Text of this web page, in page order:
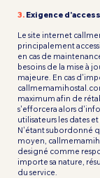
3. Exigence
Le site internet
principalement
en cas de
besoins de la mise à
majeure. En cas
maximum afin de
s'efforcera alors
utilisateurs les dates
N'étant subordonné
moyen,
designé comme
importe sa nature,
du service.